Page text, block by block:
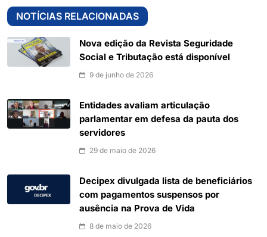
NOTÍCIAS RELACIONADAS
Nova edição da Revista Seguridade
Social e Tributação está disponível
9 de junho de 2026
Entidades avaliam articulação
parlamentar em defesa da pauta dos
servidores
29 de maio de 2026
Decipex divulgada lista de beneficiários
com pagamentos suspensos por
ausência na Prova de Vida
8 de maio de 2026